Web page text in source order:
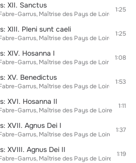
XII. Sanctus
Garrus Maîtrise des Pays de Loire
1:25
XIII. Pleni sunt caeli
Garrus Maîtrise des Pays de Loire
1:25
XIV. Hosanna I
Garrus Maîtrise des Pays de Loire
1:08
XV. Benedictus
Garrus Maîtrise des Pays de Loire
1:53
XVI. Hosanna II
Garrus Maîtrise des Pays de Loire
1:11
XVII. Agnus Dei I
Garrus Maîtrise des Pays de Loire
1:37
XVIII. Agnus Dei II
Garrus Maîtrise des Pays de Loire
1:19